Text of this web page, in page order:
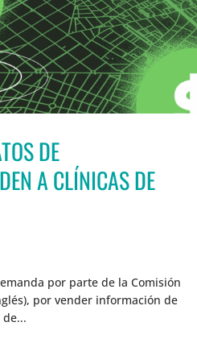
DE
A CLÍNICAS DE
por parte de la Comisión
por vender información de